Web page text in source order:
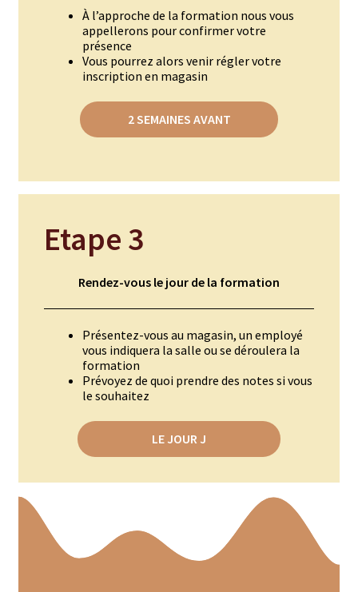
Mélanges d’épices en vrac
Poivres en vrac
Mélanges d’épices
Poivres
Sels
Moulins à sel
Gimber
Sirops
Gourmandises salées
À l’approche de la formation nous vous
appellerons pour confirmer votre
présence
Vous pourrez alors venir régler votre
inscription en magasin
2 SEMAINES AVANT
Etape 3
Rendez-vous le jour de la formation
Présentez-vous au magasin, un employé
vous indiquera la salle ou se déroulera la
formation
Prévoyez de quoi prendre des notes si vous
le souhaitez
LE JOUR J